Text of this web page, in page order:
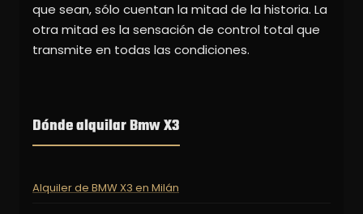
que sean, sólo cuentan la mitad de la historia. La
otra mitad es la sensación de control total que
transmite en todas las condiciones.
Dónde alquilar Bmw X3
Alquiler de BMW X3 en Milán